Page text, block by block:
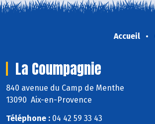
Accueil
La Coumpagnie
840 avenue du Camp de Menthe
13090 Aix-en-Provence
Téléphone : 04 42 59 33 43